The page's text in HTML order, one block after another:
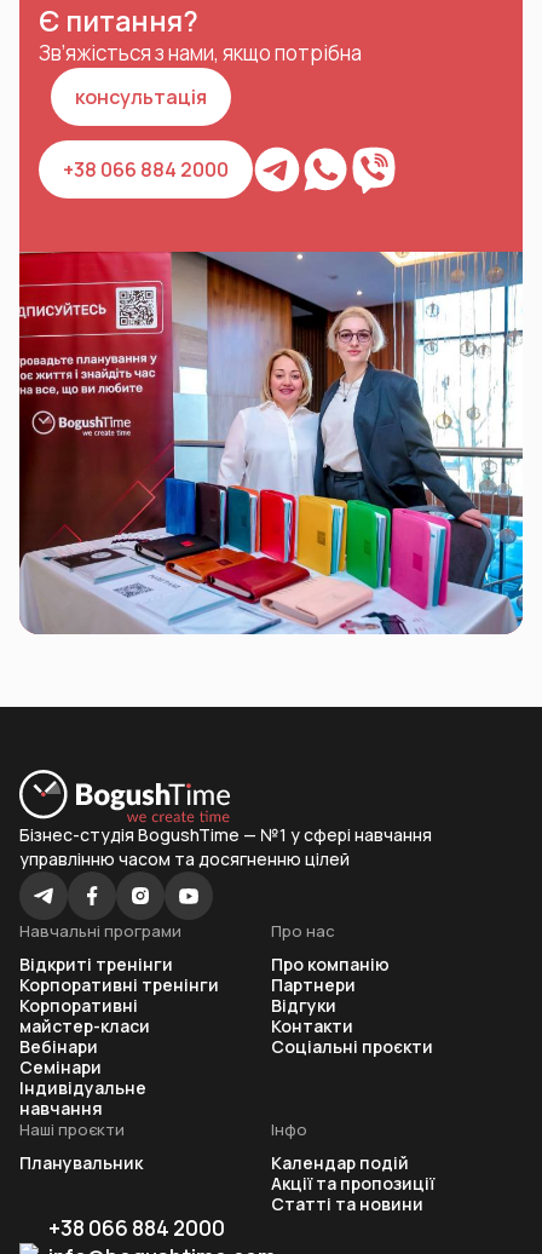
Є питання?
Зв’яжісться з нами, якщо потрібна
консультація
+38 066 884 2000
Бізнес-студія BogushTime — №1 у сфері навчання
управлінню часом та досягненню цілей
Навчальні програми
Відкриті тренінги
Корпоративні тренінги
Корпоративні
майстер-класи
Вебінари
Семінари
Індивідуальне
навчання
Наші проєкти
Планувальник
Інфо
Календар подій
Акції та пропозиції
Статті та новини
Про нас
Про компанію
Партнери
Відгуки
Контакти
Соціальні проєкти
+38 066 884 2000